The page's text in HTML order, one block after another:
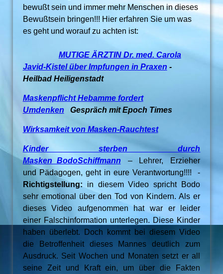
bewußt sein und immer mehr Menschen in dieses
Bewußtsein bringen!!! Hier erfahren Sie um was
es geht und worauf zu achten ist:
MUTIGE ÄRZTIN Dr. med. Carola
Javid-Kistel über Impfungen in Praxen -
Heilbad Heiligenstadt
Maskenpflicht Hebamme fordert
Umdenken Gespräch mit Epoch Times
Wirksamkeit von Masken-Rauchtest
Kinder sterben durch
Masken_BodoSchiffmann
–
Lehrer, Erzieher
und Pädagogen, geht in eure Verantwortung!!!! -
Richtigstellung: in diesem Video spricht Bodo
sehr emotional über den Tod von Kindern. Als er
dieses Video aufgenommen hat war er leider
einer Falschinformation unterlegen. Diese Kinder
haben überlebt. Doch kommt bei diesem Video
die Betroffenheit dieses Mannes deutlich zum
Ausdruck. Seit Wochen und Monaten setzt er all
seine Zeit und Kraft ein, um über die Fakten